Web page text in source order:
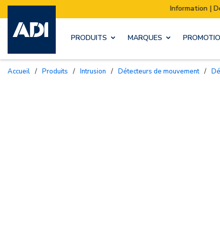
Information | Déménagement de notre stock :
PRODUITS MARQUES
Accueil / Produits / Intrusion / Détecteurs de mouvement /